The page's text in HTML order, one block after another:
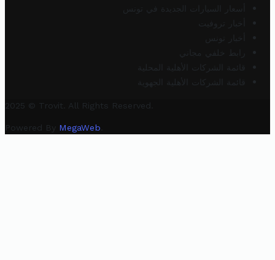
أسعار السيارات الجديدة في تونس
أخبار تروفيت
أخبار تونس
رابط خلفي مجاني
قائمة الشركات الأهلية المحلية
قائمة الشركات الأهلية الجهوية
2025 © Trovit. All Rights Reserved.
Powered By MegaWeb